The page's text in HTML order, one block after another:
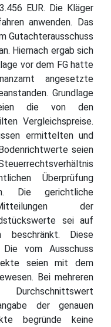
EUR. Die Kläger
anwenden. Das
Gutachterausschuss
Hiernach ergab sich
vor dem FG hatte
angesetzte
Grundlage
die von den
Vergleichspreise.
ermittelten und
seien
Überprüfung
Die gerichtliche
der
sei auf
beschränkt. Diese
vom Ausschuss
seien mit dem
Bei mehreren
der genauen
begründe keine